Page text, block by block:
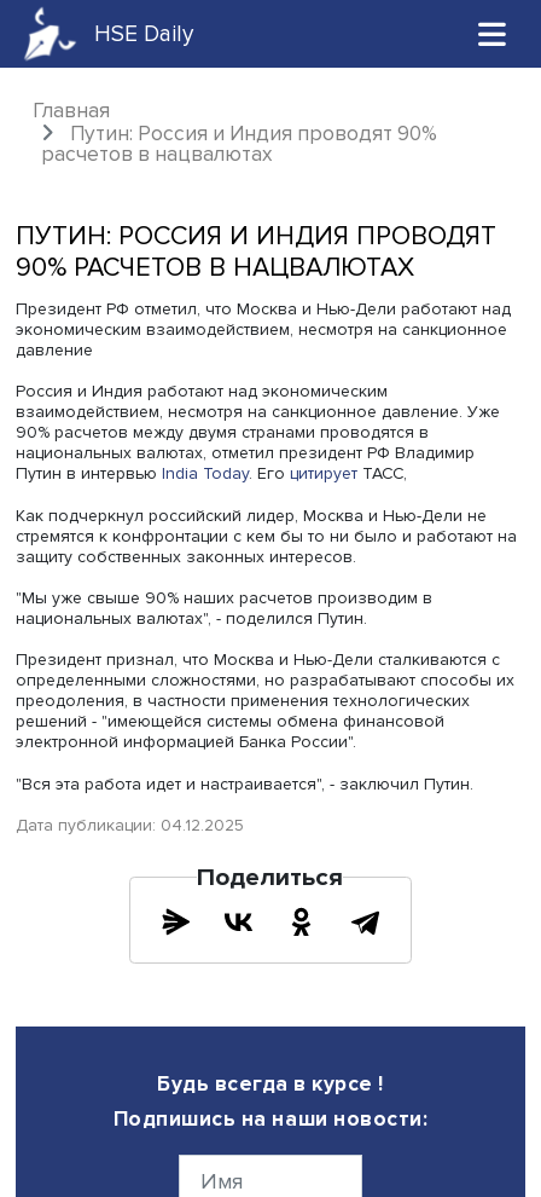
HSE Daily
Главная
Путин: Россия и Индия проводят 90%
ПУТИН: РОССИЯ И ИНДИЯ
90% РАСЧЕТОВ В НАЦВАЛЮТАХ
Президент РФ отметил, что Москва и Нью-Дели
давление
Россия и Индия работают над экономическим
взаимодействием, несмотря на санкционное давление.
национальных валютах, отметил президент РФ
Путин в интервьюIndia Today. Егоцитирует ТАСС,
Как подчеркнул российский лидер, Москва и Нью-Дели
стремятся к конфронтации с кем бы то ни было и
"Мы уже свыше 90% наших расчетов производим в
национальных валютах", - поделился Путин.
Президент признал, что Москва и Нью-Дели
определенными сложностями, но разрабатывают
решений - "имеющейся системы обмена финансовой